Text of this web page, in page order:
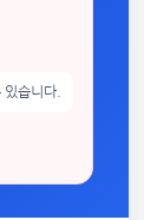
습니다.